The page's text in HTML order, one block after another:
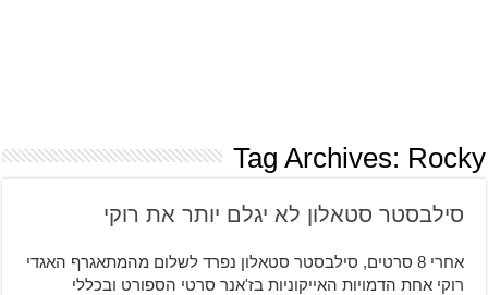
Tag Archives: Rocky
סילבסטר סטאלון לא יגלם יותר את רוקי
אחרי 8 סרטים, סילבסטר סטאלון נפרד לשלום מהמתאגרף האגדי
רוקי אחת הדמויות האייקוניות בז'אנר סרטי הספורט ובכללי